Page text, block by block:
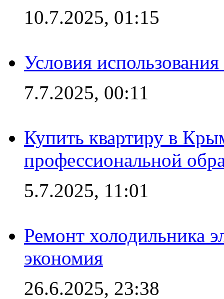
10.7.2025, 01:15
Условия
7.7.2025, 00:11
Купить квартиру в
профессиональной
5.7.2025, 11:01
Ремонт холодильника
экономия
26.6.2025, 23:38